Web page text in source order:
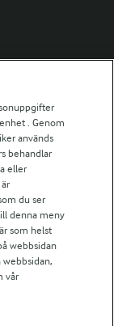
. Genom
används
behandlar
eller
du ser
denna meny
som helst
webbsidan
vår